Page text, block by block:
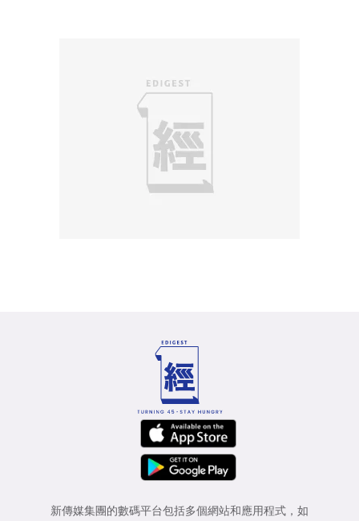
新傳媒集團的數碼平台包括多個網站和應用程式，如